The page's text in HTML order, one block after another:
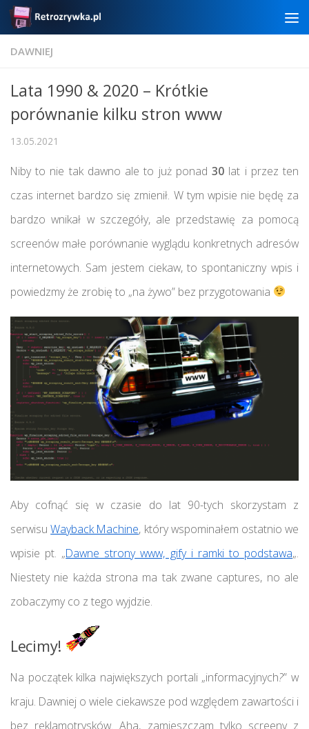
Skip to content
DAWNIEJ
Lata 1990 & 2020 – Krótkie
porównanie kilku stron www
13.05.2021
Niby to nie tak dawno ale to już ponad30 lat i przez ten
czas internet bardzo się zmienił. W tym wpisie nie będę za
bardzo wnikał w szczegóły, ale przedstawię za pomocą
screenów małe porównanie wyglądu konkretnych adresów
internetowych. Sam jestem ciekaw, to spontaniczny wpis i
powiedzmy że zrobię to „na żywo” bez przygotowania
Aby cofnąć się w czasie do lat 90-tych skorzystam z
serwisuWayback Machine, który wspominałem ostatnio we
wpisie pt. „Dawne strony www, gify i ramki to podstawa„.
Niestety nie każda strona ma tak zwane captures, no ale
zobaczymy co z tego wyjdzie.
Lecimy!
Na początek kilka największych portali „informacyjnych?” w
kraju. Dawniej o wiele ciekawsze pod względem zawartości i
bez reklamotrysków. Aha, zamieszczam tylko screeny z